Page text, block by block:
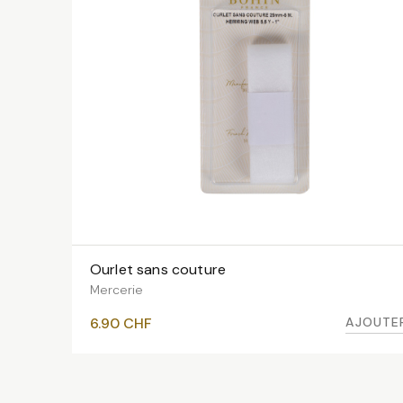
AJOUTER AU PANIER
Ourlet sans couture
Mercerie
6.90 CHF